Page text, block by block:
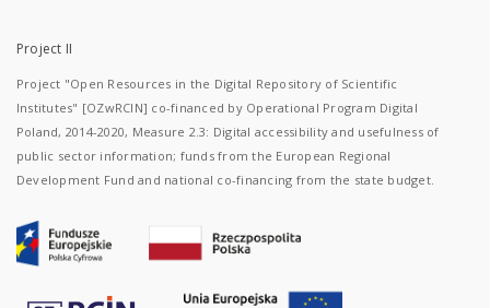
Project II
Project "Open Resources in the Digital Repository of Scientific
Institutes" [OZwRCIN] co-financed by Operational Program Digital
Poland, 2014-2020, Measure 2.3: Digital accessibility and usefulness of
public sector information; funds from the European Regional
Development Fund and national co-financing from the state budget.